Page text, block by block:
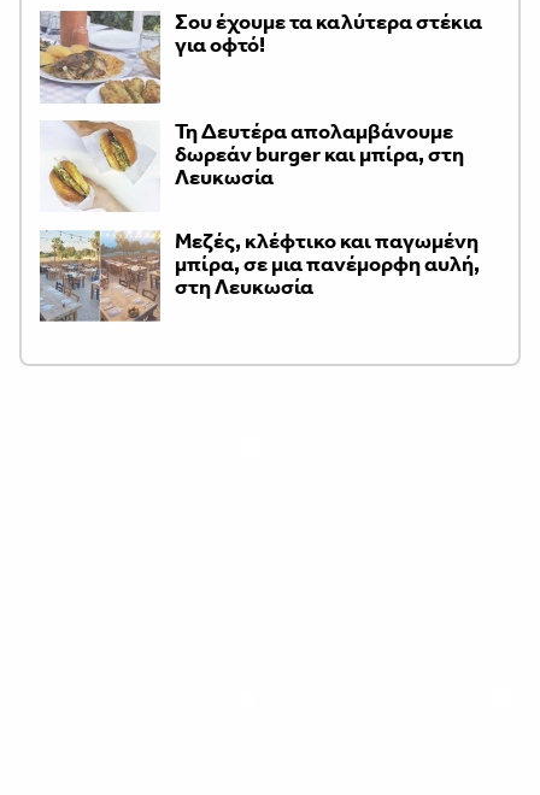
Σου έχουμε τα καλύτερα στέκια
για οφτό!
Τη Δευτέρα απολαμβάνουμε
δωρεάν burger και μπίρα, στη
Λευκωσία
Μεζές, κλέφτικο και παγωμένη
μπίρα, σε μια πανέμορφη αυλή,
στη Λευκωσία